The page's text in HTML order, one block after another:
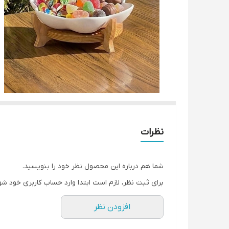
نظرات
شما هم درباره این محصول نظر خود را بنویسید.
برای ثبت نظر، لازم است ابتدا وارد حساب کاربری خود
افزودن نظر